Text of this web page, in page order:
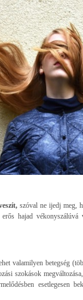
szóval ne ijedj meg,
hajad vékonyszálúvá
valamilyen betegség
szokások
esetlegesen